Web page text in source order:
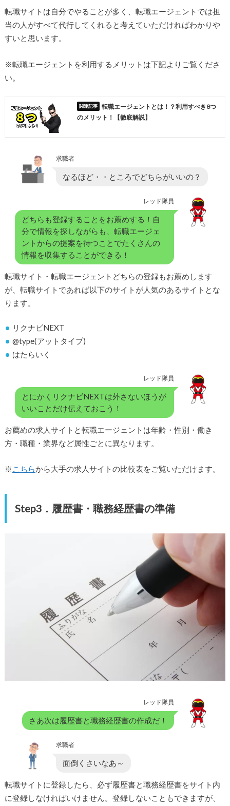
転職サイトは自分でやることが多く、転職エージェントでは担
当の人がすべて代行してくれると考えていただければわかりや
すいと思います。
※転職エージェントを利用するメリットは下記よりご覧くださ
い。
転職エージェントとは！？利用すべき8つ
のメリット！【徹底解説】
求職者
なるほど・・ところでどちらがいいの？
レッド隊員
どちらも登録することをお薦めする！自
分で情報を探しながらも、転職エージェ
ントからの提案を待つことでたくさんの
情報を収集することができる！
転職サイト・転職エージェントどちらの登録もお薦めします
が、転職サイトであれば以下のサイトが人気のあるサイトとな
ります。
リクナビNEXT
@type(アットタイプ)
はたらいく
レッド隊員
とにかくリクナビNEXTは外さないほうが
いいことだけ伝えておこう！
お薦めの求人サイトと転職エージェントは年齢・性別・働き
方・職種・業界など属性ごとに異なります。
※ こちらから大手の求人サイトの比較表をご覧いただけます。
Step3．履歴書・職務経歴書の準備
レッド隊員
さあ次は履歴書と職務経歴書の作成だ！
求職者
面倒くさいなあ～
転職サイトに登録したら、必ず履歴書と職務経歴書をサイト内
に登録しなければいけません。登録しないこともできますが、